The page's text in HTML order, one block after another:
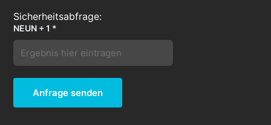
NEUN + 1 *
Anfrage senden